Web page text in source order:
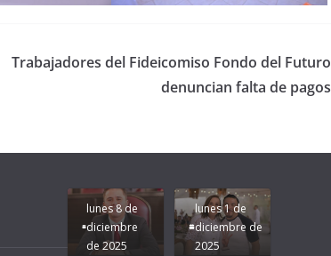
Trabajadores del Fideicomiso Fondo del Futuro
denuncian falta de pagos
lunes 8 de
diciembre
de 2025
lunes 1 de
diciembre de
2025
Apoyo y
Seguimos la
Ruta que
Marca
Nuestra
Pongamos
de moda;
San
Andrés
Tuxtla